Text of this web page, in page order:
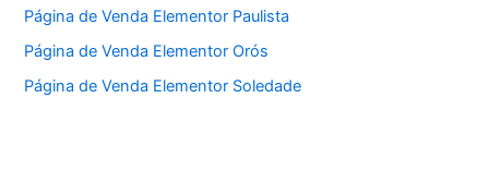
Página de Venda Elementor Paulista
Página de Venda Elementor Orós
Página de Venda Elementor Soledade